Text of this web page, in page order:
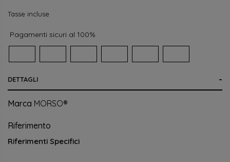
Tasse incluse
Pagamenti sicuri al 100%
DETTAGLI
Marca MORSO®
Riferimento
Riferimenti Specifici